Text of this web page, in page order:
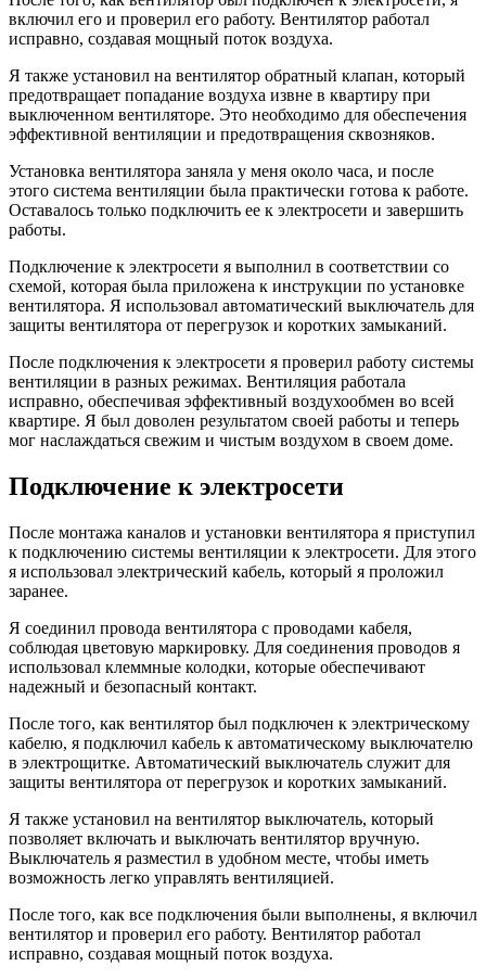
включил его и проверил его работу. Вентилятор работал
исправно, создавая мощный поток воздуха.
Я также установил на вентилятор обратный клапан, который
предотвращает попадание воздуха извне в квартиру при
выключенном вентиляторе. Это необходимо для обеспечения
эффективной вентиляции и предотвращения сквозняков.
Установка вентилятора заняла у меня около часа, и после
этого система вентиляции была практически готова к работе.
Оставалось только подключить ее к электросети и завершить
работы.
Подключение к электросети я выполнил в соответствии со
схемой, которая была приложена к инструкции по установке
вентилятора. Я использовал автоматический выключатель для
защиты вентилятора от перегрузок и коротких замыканий.
После подключения к электросети я проверил работу системы
вентиляции в разных режимах. Вентиляция работала
исправно, обеспечивая эффективный воздухообмен во всей
квартире. Я был доволен результатом своей работы и теперь
мог наслаждаться свежим и чистым воздухом в своем доме.
Подключение к электросети
После монтажа каналов и установки вентилятора я приступил
к подключению системы вентиляции к электросети. Для этого
я использовал электрический кабель, который я проложил
заранее.
Я соединил провода вентилятора с проводами кабеля,
соблюдая цветовую маркировку. Для соединения проводов я
использовал клеммные колодки, которые обеспечивают
надежный и безопасный контакт.
После того, как вентилятор был подключен к электрическому
кабелю, я подключил кабель к автоматическому выключателю
в электрощитке. Автоматический выключатель служит для
защиты вентилятора от перегрузок и коротких замыканий.
Я также установил на вентилятор выключатель, который
позволяет включать и выключать вентилятор вручную.
Выключатель я разместил в удобном месте, чтобы иметь
возможность легко управлять вентиляцией.
После того, как все подключения были выполнены, я включил
вентилятор и проверил его работу. Вентилятор работал
исправно, создавая мощный поток воздуха.